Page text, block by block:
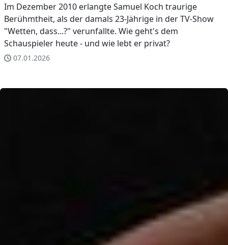
Im Dezember 2010 erlangte Samuel Koch traurige
Berühmtheit, als der damals 23-Jährige in der TV-Show
"Wetten, dass...?" verunfallte. Wie geht's dem
Schauspieler heute - und wie lebt er privat?
07.01.2026